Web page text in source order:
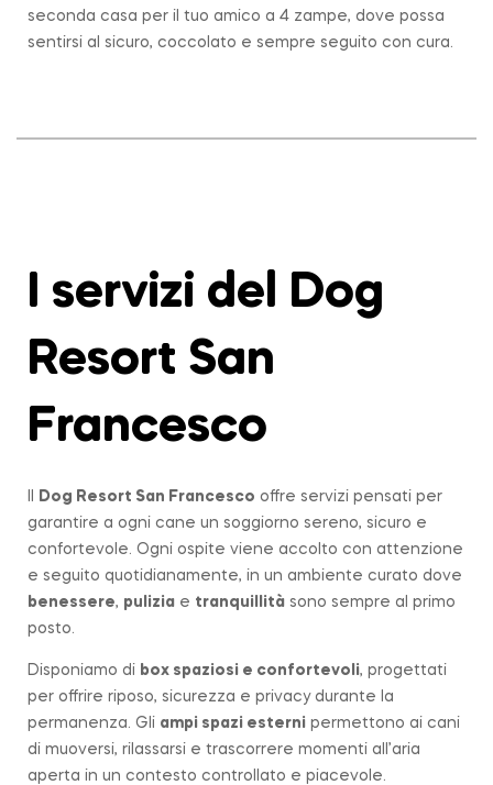
seconda casa per il tuo amico a 4 zampe, dove possa
sentirsi al sicuro, coccolato e sempre seguito con cura.
I servizi del Dog
Resort San
Francesco
Dog Resort San Francesco offre servizi pensati per
garantire a ogni cane un soggiorno sereno, sicuro e
confortevole. Ogni ospite viene accolto con attenzione
e seguito quotidianamente, in un ambiente curato dove
benessere, pulizia e tranquillità sono sempre al primo
posto.
Disponiamo di box spaziosi e confortevoli, progettati
per offrire riposo, sicurezza e privacy durante la
permanenza. Gli ampi spazi esterni permettono ai cani
di muoversi, rilassarsi e trascorrere momenti all’aria
aperta in un contesto controllato e piacevole.